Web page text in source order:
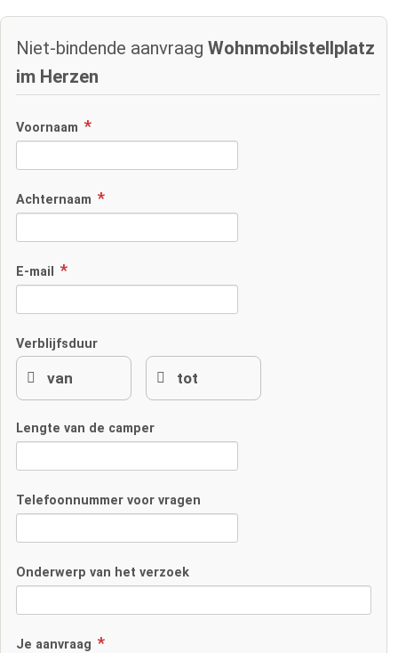
Niet-bindende aanvraag Wohnmobilstellplatz
im Herzen
Voornaam
Achternaam
E-mail
Verblijfsduur
Lengte van de camper
Telefoonnummer voor vragen
Onderwerp van het verzoek
Je aanvraag